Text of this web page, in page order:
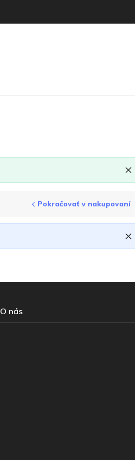
×
Pokračovať v nakupovaní
×
O nás